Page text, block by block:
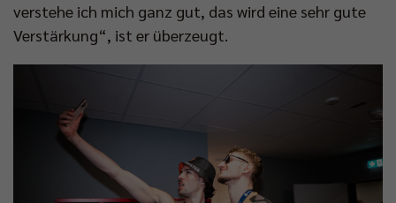
verstehe ich mich ganz gut, das wird eine sehr gute
Verstärkung“, ist er überzeugt.